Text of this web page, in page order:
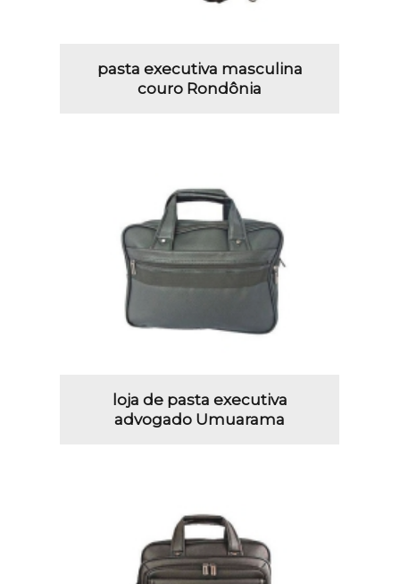
pasta executiva masculina
couro Rondônia
loja de pasta executiva
advogado Umuarama